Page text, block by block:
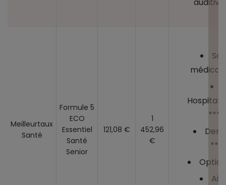
Meilleurtaux
Santé
Formule 5
ECO
Essentiel
Santé
Senior
121,08 €
1
452,96
€
****
***